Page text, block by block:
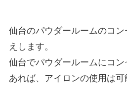
仙台のパウダールームのコ
えします。
仙台でパウダールームにコ
あれば、アイロンの使用は可